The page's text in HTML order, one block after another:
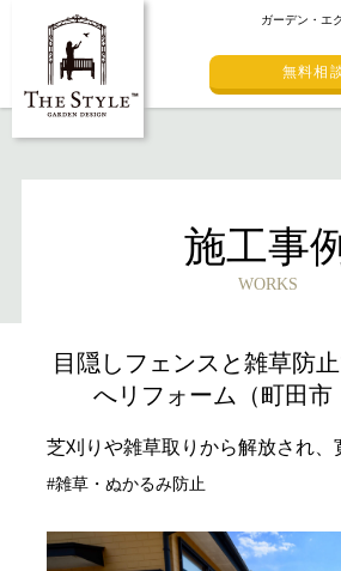
無料相
ガーデン・エ
施工事例
WORKS
目隠しフェンスと雑草防
へリフォーム（町田
芝刈りや雑草取りから解放され、
#雑草・ぬかるみ防止